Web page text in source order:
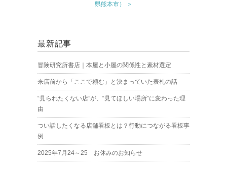
県熊本市） ＞
最新記事
冒険研究所書店｜本屋と小屋の関係性と素材選定
来店前から「ここで頼む」と決まっていた表札の話
“見られたくない店”が、“見てほしい場所”に変わった理
由
つい話したくなる店舗看板とは？行動につながる看板事
例
2025年7月24～25 お休みのお知らせ